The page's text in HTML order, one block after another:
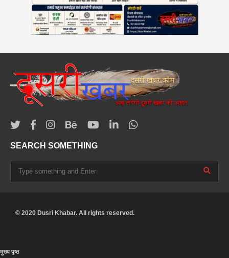
SEARCH SOMETHING
© 2020 Dusri Khabar. All rights reserved.
मुख्य पृष्ठ